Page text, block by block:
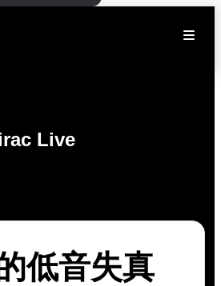
Live
低音失真